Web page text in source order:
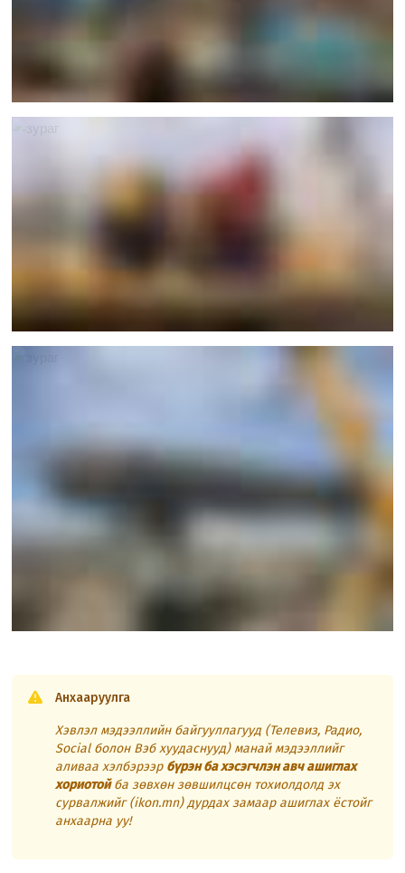
Анхааруулга
Хэвлэл мэдээллийн байгууллагууд (Телевиз, Радио,
Social болон Вэб хуудаснууд) манай мэдээллийг
аливаа хэлбэрээр бүрэн ба хэсэгчлэн авч ашиглах
хориотойба зөвхөн зөвшилцсөн тохиолдолд эх
сурвалжийг (ikon.mn) дурдах замаар ашиглах ёстойг
анхаарна уу!